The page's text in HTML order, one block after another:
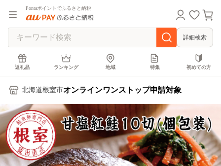
Pontaポイントでふるさと納税
詳細検索
返礼品 ランキング 地域 特集 初めての方
北海道根室市オンラインワンストップ申請対象